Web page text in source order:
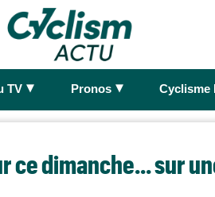
TV ► Pronos ► Cyclisme
ce dimanche... sur